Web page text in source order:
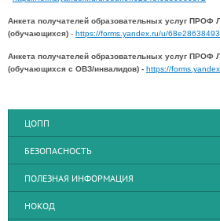
Анкета получателей образовательных услуг ПРОФ
(обучающихся) - https://forms.yandex.ru/u/
Анкета получателей образовательных услуг ПРОФ
(обучающихся с ОВЗ/инвалидов) - https://
ЦОПП
БЕЗОПАСНОСТЬ
ПОЛЕЗНАЯ ИНФОРМАЦИЯ
НОКОД